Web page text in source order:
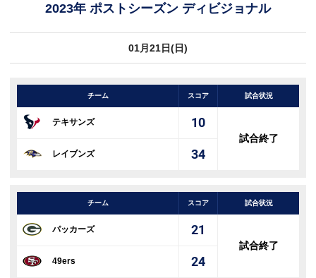
2023年 ポストシーズン ディビジョナル
01月21日(日)
チーム スコア 試合状況
テキサンズ 10
試合終了
レイブンズ 34
チーム スコア 試合状況
パッカーズ 21
試合終了
49ers 24